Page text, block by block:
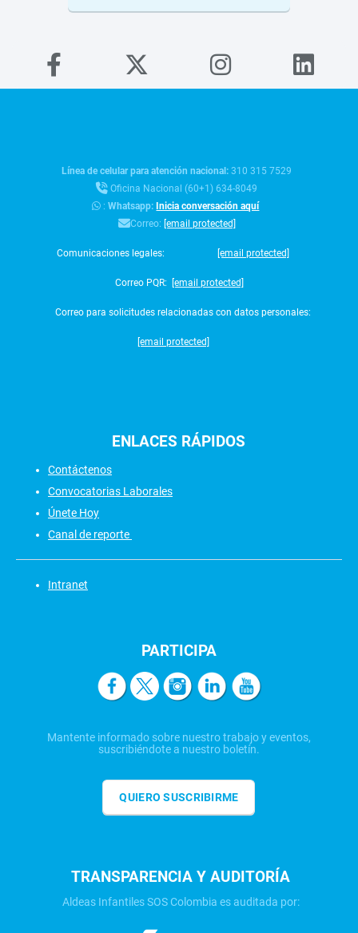
Línea de celular para atención nacional:310 315 7529
Oficina Nacional (60+1) 634-8049
:Whatsapp: Inicia conversación aquí
Correo: [email protected]
Comunicaciones legales: [email protected]
Correo PQR: [email protected]
Correo para solicitudes relacionadas con datos personales:
[email protected]
ENLACES RÁPIDOS
Contáctenos
Convocatorias Laborales
Únete Hoy
Canal de reporte
Intranet
PARTICIPA
Mantente informado sobre nuestro trabajo y eventos,
suscribiéndote a nuestro boletín.
QUIERO SUSCRIBIRME
TRANSPARENCIA Y AUDITORÍA
Aldeas Infantiles SOS Colombia es auditada por: